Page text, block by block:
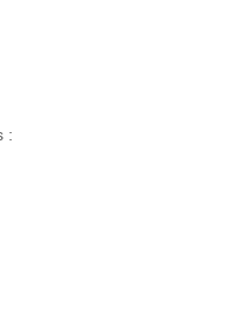
: